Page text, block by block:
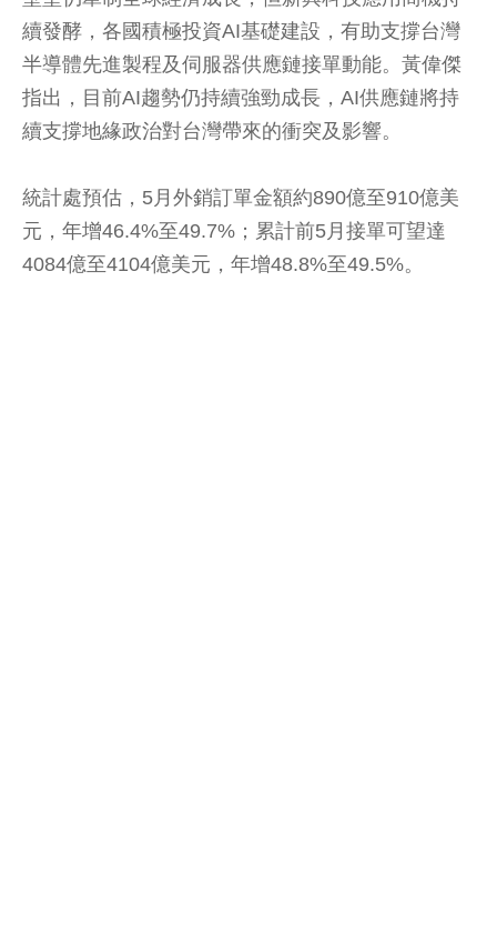
續發酵，各國積極投資AI基礎建設，有助支撐台灣
半導體先進製程及伺服器供應鏈接單動能。黃偉傑
指出，目前AI趨勢仍持續強勁成長，AI供應鏈將持
續支撐地緣政治對台灣帶來的衝突及影響。
統計處預估，5月外銷訂單金額約890億至910億美
元，年增46.4%至49.7%；累計前5月接單可望達
4084億至4104億美元，年增48.8%至49.5%。